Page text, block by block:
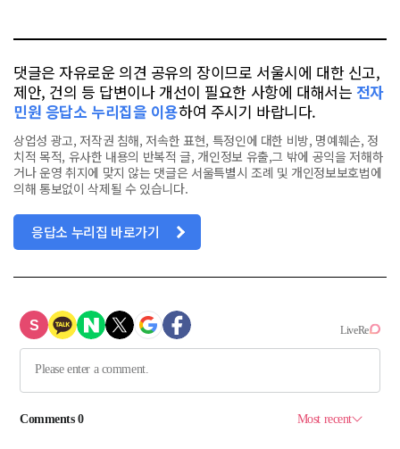
댓글은 자유로운 의견 공유의 장이므로 서울시에 대한 신고,
제안, 건의 등 답변이나 개선이 필요한 사항에 대해서는 전자
민원 응답소 누리집을 이용하여 주시기 바랍니다.
상업성 광고, 저작권 침해, 저속한 표현, 특정인에 대한 비방, 명예훼손, 정
치적 목적, 유사한 내용의 반복적 글, 개인정보 유출,그 밖에 공익을 저해하
거나 운영 취지에 맞지 않는 댓글은 서울특별시 조례 및 개인정보보호법에
의해 통보없이 삭제될 수 있습니다.
응답소 누리집 바로가기